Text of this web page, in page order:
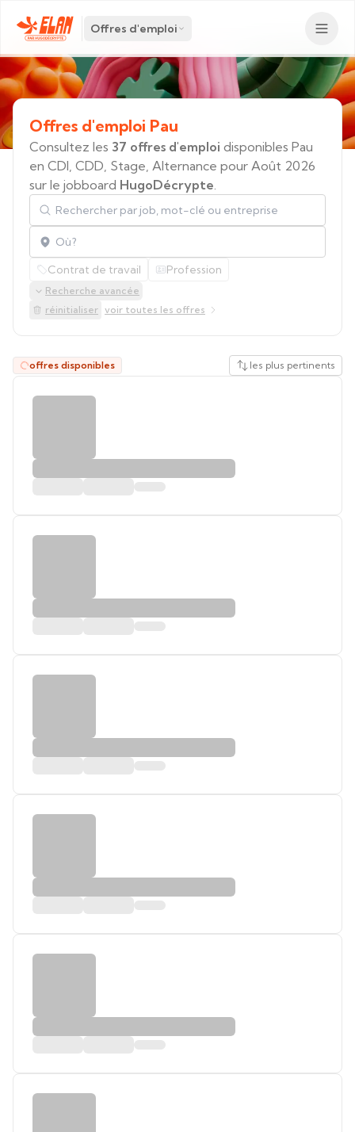
Offres d'emploi
Offres d'emploi Pau
Consultez les 37 offres d'emploi disponibles Pau
en CDI, CDD, Stage, Alternance pour Août 2026
sur le jobboard HugoDécrypte.
Rechercher par job, mot-clé ou entreprise
Localisation
Contrat de travail Profession
Recherche avancée
réinitialiser voir toutes les offres
offres disponibles les plus pertinents